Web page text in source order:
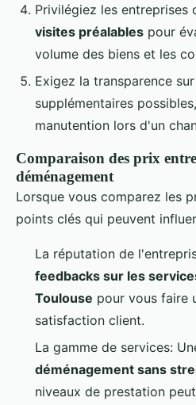
Privilégiez les entreprises
visites préalables pour
volume des biens et les
Exigez la transparence
supplémentaires
manutention lors d'un
Comparaison des prix
déménagement
Lorsque vous comparez les
points clés qui peuvent
La réputation de
feedbacks sur les
Toulouse pour vous faire
satisfaction client.
La gamme de services:
déménagement sans
niveaux de prestation